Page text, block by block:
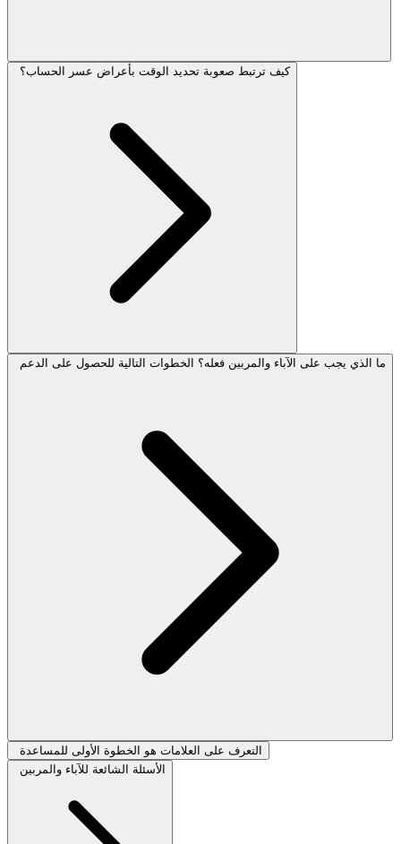
كيف ترتبط صعوبة تحديد الوقت بأعراض عسر الحساب؟
ما الذي يجب على الآباء والمربين فعله؟ الخطوات التالية للحصول على الدعم
التعرف على العلامات هو الخطوة الأولى للمساعدة
الأسئلة الشائعة للآباء والمربين